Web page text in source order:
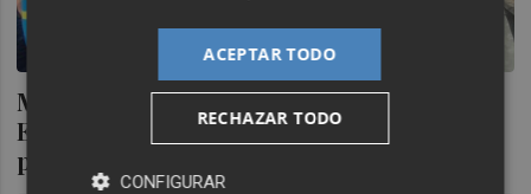
Movilización en Cartagena: el Comité de
Empresa presiona a la ministra Montero
por los incumplimientos en Navantia
ACEPTAR TODO
RECHAZAR TODO
CONFIGURAR